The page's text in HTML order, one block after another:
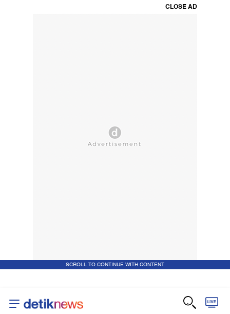
CLOSE AD
SCROLL TO CONTINUE WITH CONTENT